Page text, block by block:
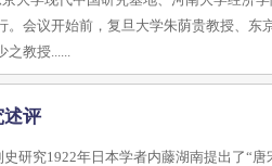
。会议开始前，复旦大学朱荫贵教授、
之教授......
述评
研究1922年日本学者内藤湖南提出了“